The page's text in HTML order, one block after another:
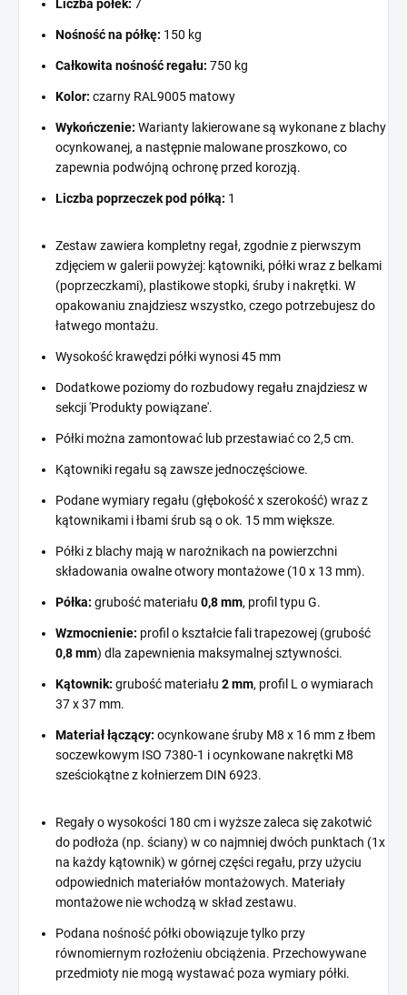
Liczba półek: 7
Nośność na półkę: 150 kg
Całkowita nośność regału: 750 kg
Kolor: czarny RAL9005 matowy
Wykończenie: Warianty lakierowane są wykonane z blachy
ocynkowanej, a następnie malowane proszkowo, co
zapewnia podwójną ochronę przed korozją.
Liczba poprzeczek pod półką: 1
Zestaw zawiera kompletny regał, zgodnie z pierwszym
zdjęciem w galerii powyżej: kątowniki, półki wraz z belkami
(poprzeczkami), plastikowe stopki, śruby i nakrętki. W
opakowaniu znajdziesz wszystko, czego potrzebujesz do
łatwego montażu.
Wysokość krawędzi półki wynosi 45 mm
Dodatkowe poziomy do rozbudowy regału znajdziesz w
sekcji 'Produkty powiązane'.
Półki można zamontować lub przestawiać co 2,5 cm.
Kątowniki regału są zawsze jednoczęściowe.
Podane wymiary regału (głębokość x szerokość) wraz z
kątownikami i łbami śrub są o ok. 15 mm większe.
Półki z blachy mają w narożnikach na powierzchni
składowania owalne otwory montażowe (10 x 13 mm).
Półka: grubość materiału 0,8 mm, profil typu G.
Wzmocnienie: profil o kształcie fali trapezowej (grubość
0,8 mm) dla zapewnienia maksymalnej sztywności.
Kątownik: grubość materiału 2 mm, profil L o wymiarach
37 x 37 mm.
Materiał łączący: ocynkowane śruby M8 x 16 mm z łbem
soczewkowym ISO 7380-1 i ocynkowane nakrętki M8
sześciokątne z kołnierzem DIN 6923.
Regały o wysokości 180 cm i wyższe zaleca się zakotwić
do podłoża (np. ściany) w co najmniej dwóch punktach (1x
na każdy kątownik) w górnej części regału, przy użyciu
odpowiednich materiałów montażowych. Materiały
montażowe nie wchodzą w skład zestawu.
Podana nośność półki obowiązuje tylko przy
równomiernym rozłożeniu obciążenia. Przechowywane
przedmioty nie mogą wystawać poza wymiary półki.